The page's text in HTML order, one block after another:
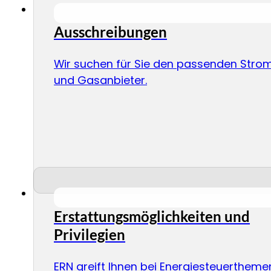
Ausschreibungen
Wir suchen für Sie den passenden
und Gasanbieter.
Erstattungsmöglichkeiten und
Privilegien
ERN greift Ihnen bei